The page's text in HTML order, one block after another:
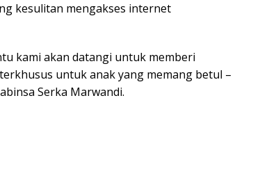
kesulitan mengakses internet
kami akan datangi untuk memberi
untuk anak yang memang betul –
Serka Marwandi.